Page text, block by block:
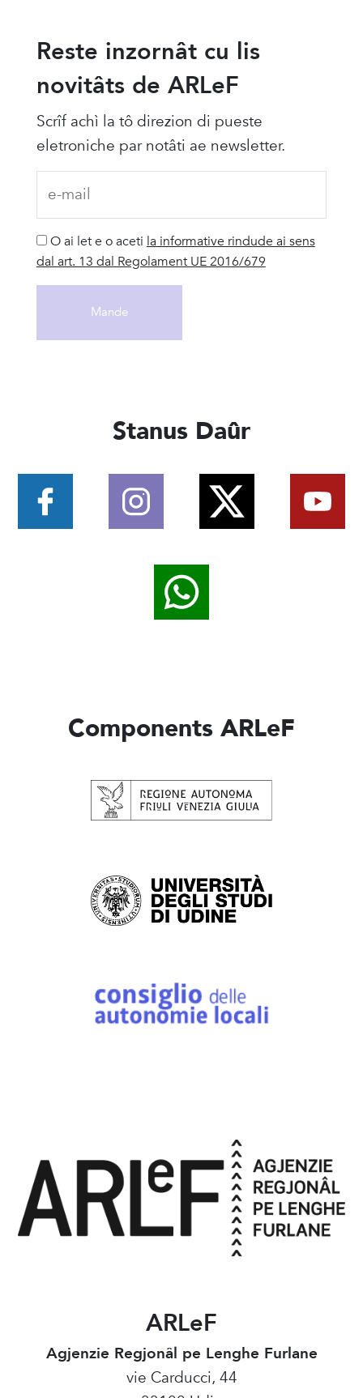
Reste inzornât cu lis
novitâts de ARLeF
Scrîf achì la tô direzion di pueste
eletroniche par notâti ae newsletter.
O ai let e o aceti la informative rindude ai sens
dal art. 13 dal Regolament UE 2016/679
Stanus Daûr
Components ARLeF
ARLeF
Agjenzie Regjonâl pe Lenghe Furlane
vie Carducci, 44